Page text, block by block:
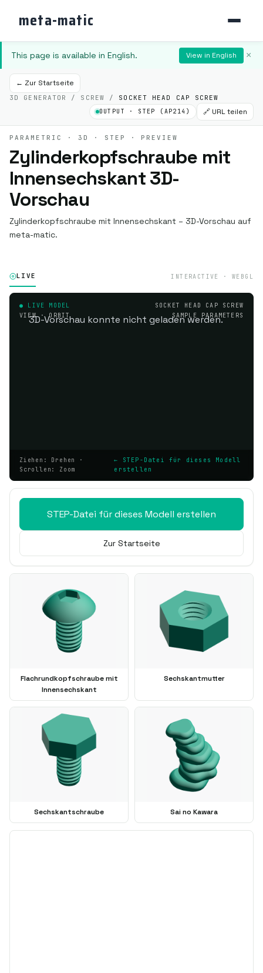
meta-matic
This page is available in English. View in English ×
← Zur Startseite
3D GENERATOR / SCREW / SOCKET HEAD CAP SCREW
OUTPUT · STEP (AP214) 🔗 URL teilen
PARAMETRIC · 3D · STEP · PREVIEW
Zylinderkopfschraube mit
Innensechskant 3D-
Vorschau
Zylinderkopfschraube mit Innensechskant – 3D-Vorschau auf
meta-matic.
LIVE INTERACTIVE · WEBGL
● LIVE MODEL
VIEW · ORBIT
SOCKET HEAD CAP SCREW
SAMPLE PARAMETERS
3D-Vorschau konnte nicht geladen werden.
Ziehen: Drehen ·
Scrollen: Zoom
← STEP-Datei für dieses Modell
erstellen
STEP-Datei für dieses Modell erstellen
Zur Startseite
Flachrundkopfschraube mit
Innensechskant
Sechskantmutter
Sechskantschraube Sai no Kawara